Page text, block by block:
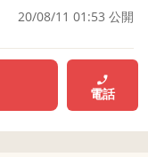
20/08/11 01:53 公開
電話